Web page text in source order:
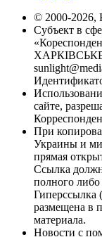
© 2000-2026,
Субъект в
ХАРКІВСЬКЕ
сайте,
При
Украины и
прямая
Ссылка
полного либо
Гиперссылка
размещена в
материала.
Новости с